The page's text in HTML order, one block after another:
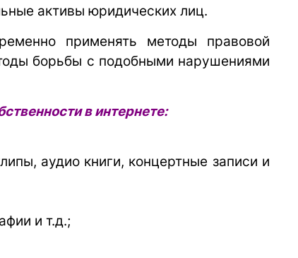
активы юридических лиц.
применять методы правовой
борьбы с подобными нарушениями
в интернете:
аудио книги, концертные записи и
и т.д.;